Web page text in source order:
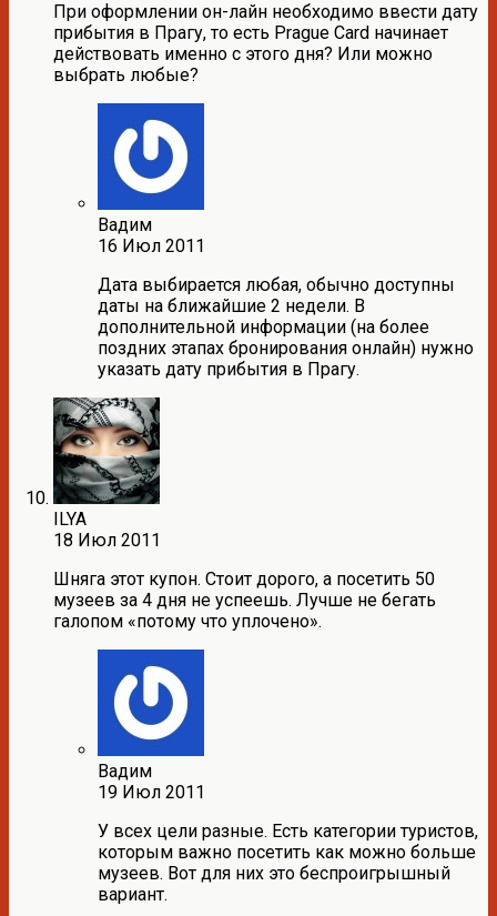
При оформлении он-лайн необходимо ввести дату
прибытия в Прагу, то есть Prague Card начинает
действовать именно с этого дня? Или можно
выбрать любые?
Вадим
16 Июл 2011
Дата выбирается любая, обычно доступны
даты на ближайшие 2 недели. В
дополнительной информации (на более
поздних этапах бронирования онлайн) нужно
указать дату прибытия в Прагу.
ILYA
18 Июл 2011
Шняга этот купон. Стоит дорого, а посетить 50
музеев за 4 дня не успеешь. Лучше не бегать
галопом «потому что уплочено».
Вадим
19 Июл 2011
У всех цели разные. Есть категории туристов,
которым важно посетить как можно больше
музеев. Вот для них это беспроигрышный
вариант.